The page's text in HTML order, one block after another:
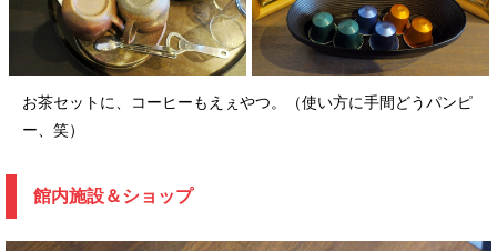
お茶セットに、コーヒーもえぇやつ。（使い方に手間どうパンピ
ー、笑）
館内施設＆ショップ